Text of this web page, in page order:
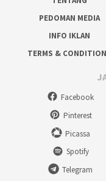
PEDOMAN MEDIA
INFO IKLAN
TERMS &
Facebook
Pinterest
Picassa
Spotify
Telegram